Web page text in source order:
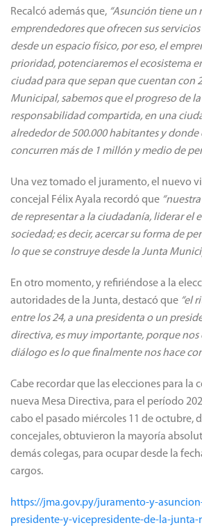
Recalcó además que, “Asunción tiene un
emprendedores que ofrecen sus
desde un espacio físico, por eso, el
prioridad, potenciaremos el ecosistema
ciudad para que sepan que cuentan con
Municipal, sabemos que el progreso de
responsabilidad compartida, en una
alrededor de 500.000 habitantes y
concurren más de 1 millón y medio de
Una vez tomado el juramento, el nuevo
concejal Félix Ayala recordó que
de representar a la ciudadanía, liderar el
sociedad; es decir, acercar su forma de
lo que se construye desde la Junta
En otro momento, y refiriéndose a la
autoridades de la Junta, destacó que “el
entre los 24, a una presidenta o un
directiva, es muy importante, porque
diálogo es lo que finalmente nos hace
Cabe recordar que las elecciones para la
nueva Mesa Directiva, para el período
cabo el pasado miércoles 11 de octubre,
concejales, obtuvieron la mayoría
demás colegas, para ocupar desde la
cargos.
https://jma.gov.py/juramento-y-
presidente-y-vicepresidente-de-la-